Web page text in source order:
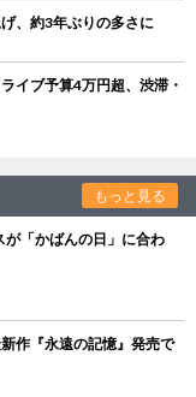
、約3年ぶりの多さに
イブ予算4万円超、渋滞・
もっと見る
「かばんの日」に合わ
作『永遠の記憶』発売で